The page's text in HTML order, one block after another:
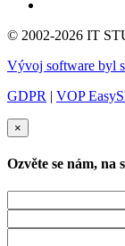
© 2002-2026 IT
Vývoj software byl
GDPR | VOP
×
Ozvěte se nám, na